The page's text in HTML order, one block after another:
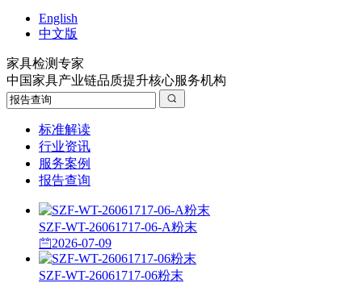
English
中文版
家具检测专家
中国家具产业链品质提升核心服务机构
标准解读
行业资讯
服务案例
报告查询
SZF-WT-26061717-06-A粉末
2026-07-09
SZF-WT-26061717-06粉末